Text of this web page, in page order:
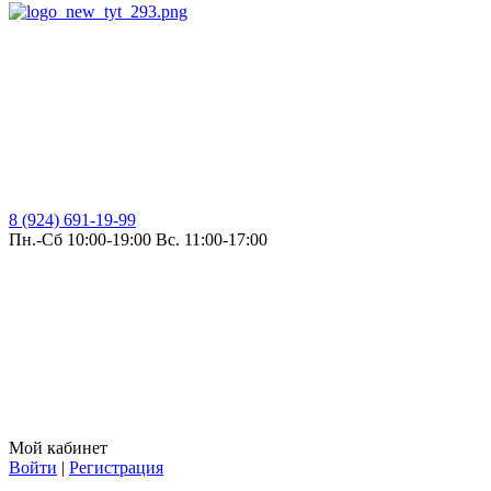
8 (924) 691-19-99
Пн.-Сб 10:00-19:00 Вс. 11:00-17:00
Мой кабинет
Войти | Регистрация